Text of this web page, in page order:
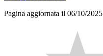
Pagina aggiornata il 06/10/2025